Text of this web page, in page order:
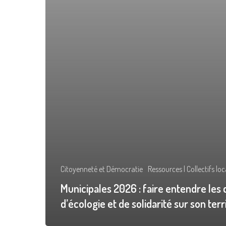
Citoyenneté et Démocratie Ressources | Collectifs
Municipales 2026 : faire entendre les
d’écologie et de solidarité sur son